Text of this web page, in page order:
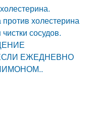
против холестерина
сосудов.
ЕЖЕДНЕВНО